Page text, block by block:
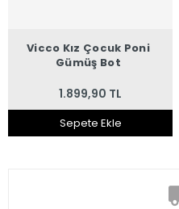
Vicco Kız Çocuk Poni
Gümüş Bot
1.899,90 TL
Sepete Ekle